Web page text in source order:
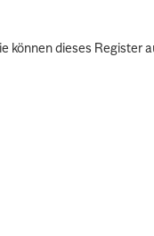
können dieses Register